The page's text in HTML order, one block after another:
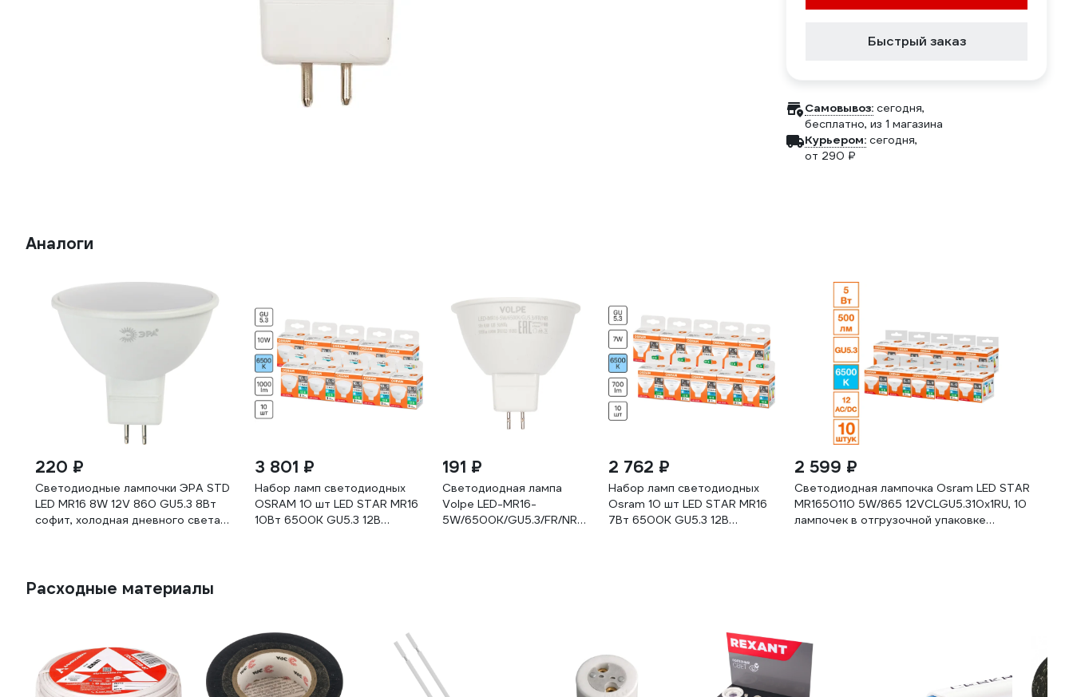
Быстрый заказ
Самовывоз: сегодня,
бесплатно, из 1 магазина
Курьером: сегодня,
от 290 ₽
Аналоги
220 ₽
Светодиодные лампочки ЭРА STD
LED MR16 8W 12V 860 GU5.3 8Вт
софит, холодная дневного света
3 801 ₽
Набор ламп светодиодных
OSRAM 10 шт LED STAR MR16
10Вт 6500К GU5.3 12В
191 ₽
Светодиодная лампа
Volpe LED-MR16-
5W/6500K/GU5.3/FR/NR
2 762 ₽
Набор ламп светодиодных
Osram 10 шт LED STAR MR16
7Вт 6500К GU5.3 12В
2 599 ₽
Светодиодная лампочка Osram LED STAR
MR1650110 5W/865 12VCLGU5.310x1RU, 10
лампочек в отгрузочной упаковке
Расходные материалы